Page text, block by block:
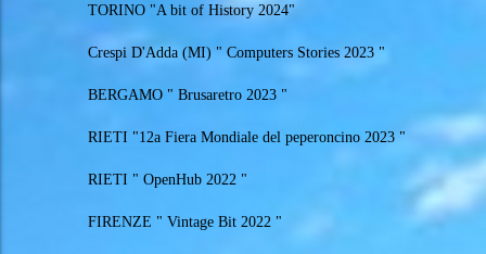
TORINO "A bit of History 2024"
Crespi D'Adda (MI) " Computers Stories 2023 "
BERGAMO " Brusaretro 2023 "
RIETI "12a Fiera Mondiale del peperoncino 2023 "
RIETI " OpenHub 2022 "
FIRENZE " Vintage Bit 2022 "